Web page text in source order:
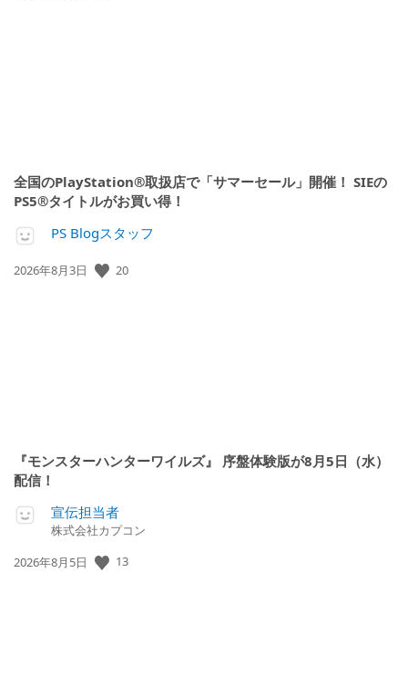
全国のPlayStation®取扱店で「サマーセール」開催！ SIEの
PS5®タイトルがお買い得！
PS Blogスタッフ
公
2026年8月3日 20
『モンスターハンターワイルズ』 序盤体験版が8月5日（水）
配信！
宣伝担当者
株式会社カプコン
公
2026年8月5日 13